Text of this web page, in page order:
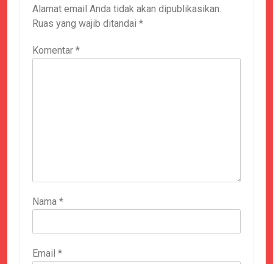
Alamat email Anda tidak akan dipublikasikan.
Ruas yang wajib ditandai *
Komentar *
Nama *
Email *